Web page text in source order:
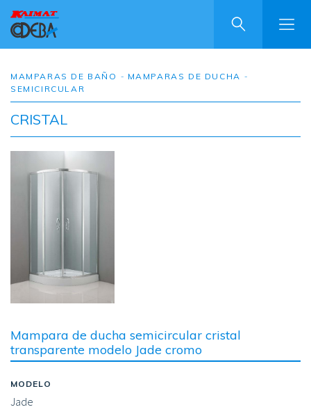
MAMPARAS DE BAÑO
MAMPARAS DE DUCHA
SEMICIRCULAR
CRISTAL
Mampara de ducha semicircular cristal
transparente modelo Jade cromo
MODELO
Jade